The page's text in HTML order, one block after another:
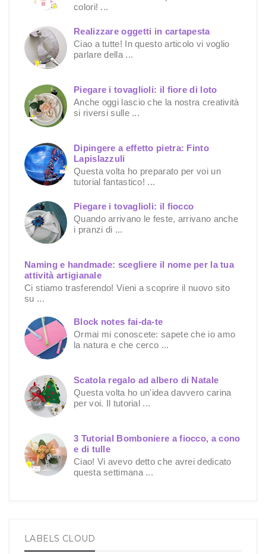
colori! ...
Realizzare oggetti in cartapesta
Ciao a tutte! In questo articolo vi voglio
parlare della ...
Piegare i tovaglioli: il fiore di loto
Anche oggi lascio che la nostra creatività
si riversi sulle ...
Dipingere a effetto pietra: Finto
Lapislazzuli
Questa volta ho preparato per voi un
tutorial fantastico! ...
Piegare i tovaglioli: il fiocco
Quando arrivano le feste, arrivano anche
i pranzi di ...
Naming e handmade: scegliere il nome per la tua
attività artigianale
Ci stiamo trasferendo! Vieni a scoprire il nuovo sito
su ...
Block notes fai-da-te
Ormai mi conoscete: sapete che io amo
la natura e che cerco ...
Scatola regalo ad albero di Natale
Questa volta ho un'idea davvero carina
per voi. Il tutorial ...
3 Tutorial Bomboniere a fiocco, a cono
e di tulle
Ciao! Vi avevo detto che avrei dedicato
questa settimana ...
LABELS CLOUD